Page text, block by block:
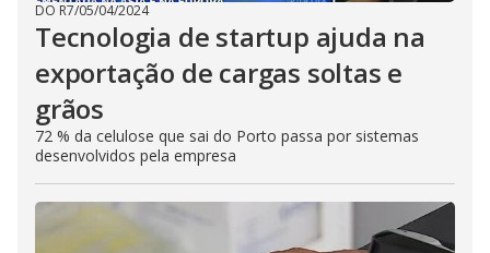
DO R7/05/04/2024
Tecnologia de startup ajuda na
exportação de cargas soltas e
grãos
72 % da celulose que sai do Porto passa por sistemas
desenvolvidos pela empresa